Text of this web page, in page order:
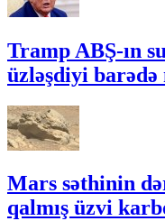
Tramp ABŞ-ın
üzləşdiyi
Mars səthinin
qalmış üzvi